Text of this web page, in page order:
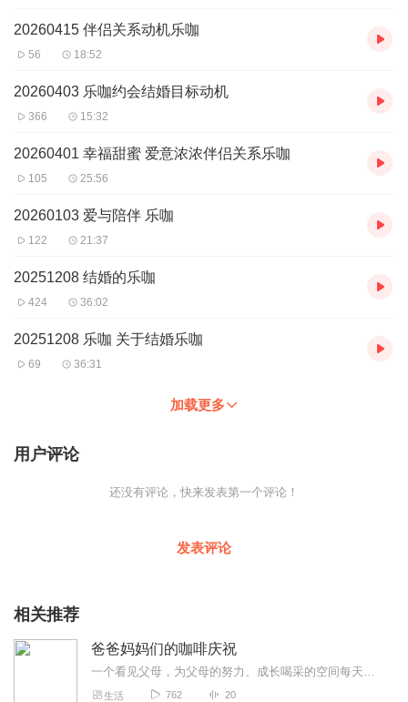
20260415 伴侣关系动机乐咖
56 18:52
20260403 乐咖约会结婚目标动机
366 15:32
20260401 幸福甜蜜 爱意浓浓伴侣关系乐咖
105 25:56
20260103 爱与陪伴 乐咖
122 21:37
20251208 结婚的乐咖
424 36:02
20251208 乐咖 关于结婚乐咖
69 36:31
加载更多
用户评论
还没有评论，快来发表第一个评论！
发表评论
相关推荐
爸爸妈妈们的咖啡庆祝
一个看见父母，为父母的努力、成长喝采的空间每天一分钟用心品读一段话让我们看见我们曾经在身为父母的这个角色上，慷慨给予的点滴在这里，你不需要完美，只需要停下来...
生活 762 20